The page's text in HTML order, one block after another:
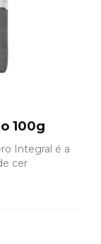
100g
Integral é a
cer